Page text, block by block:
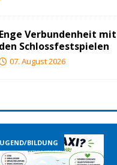
Enge Verbundenheit mit
den Schlossfestspielen
07. August 2026
JUGEND/BILDUNG